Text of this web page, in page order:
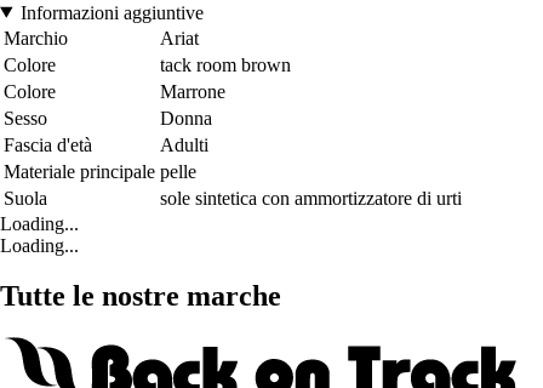
Informazioni aggiuntive
Marchio
Ariat
Colore
tack room brown
Colore
Marrone
Sesso
Donna
Fascia d'età
Adulti
Materiale principale pelle
Suola
sole sintetica con ammortizzatore di urti
Loading...
Loading...
Tutte le nostre marche